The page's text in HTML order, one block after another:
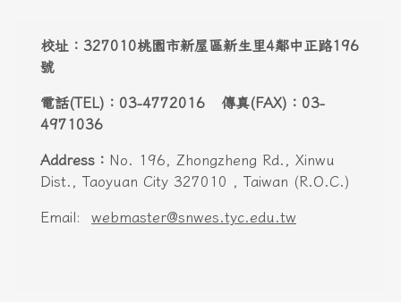
校址：327010桃園市新屋區新生里4鄰中正路196
號
電話(TEL)：03-4772016 傳真(FAX)：03-
4971036
Address： No. 196, Zhongzheng Rd., Xinwu
Dist., Taoyuan City 327010 , Taiwan (R.O.C.)
Email: webmaster@snwes.tyc.edu.tw